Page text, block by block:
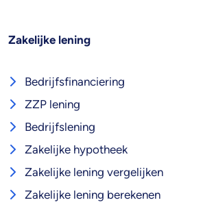
Zakelijke lening
Bedrijfsfinanciering
ZZP lening
Bedrijfslening
Zakelijke hypotheek
Zakelijke lening vergelijken
Zakelijke lening berekenen